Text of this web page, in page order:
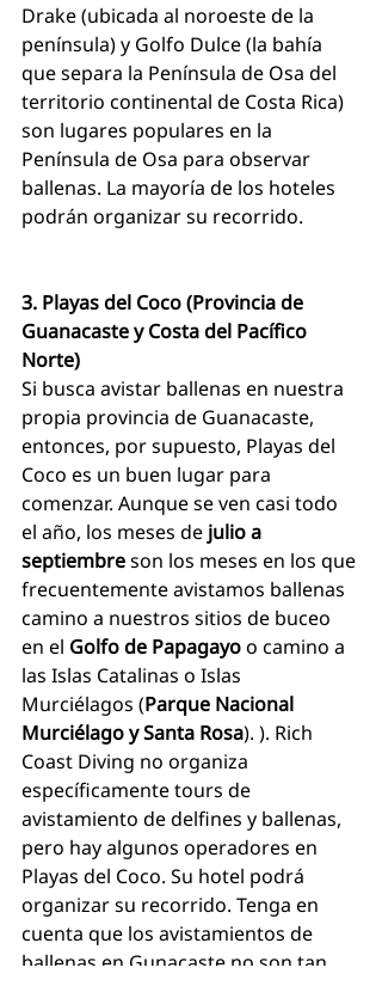
Drake (ubicada al noroeste de la
península) y Golfo Dulce (la bahía
que separa la Península de Osa del
territorio continental de Costa Rica)
son lugares populares en la
Península de Osa para observar
ballenas. La mayoría de los hoteles
podrán organizar su recorrido.
3. Playas del Coco (Provincia de
Guanacaste y Costa del Pacífico
Norte)
Si busca avistar ballenas en nuestra
propia provincia de Guanacaste,
entonces, por supuesto, Playas del
Coco es un buen lugar para
comenzar. Aunque se ven casi todo
el año, los meses de julio a
septiembre son los meses en los que
frecuentemente avistamos ballenas
camino a nuestros sitios de buceo
en el Golfo de Papagayo o camino a
las Islas Catalinas o Islas
Murciélagos (Parque Nacional
Murciélago y Santa Rosa). ). Rich
Coast Diving no organiza
específicamente tours de
avistamiento de delfines y ballenas,
pero hay algunos operadores en
Playas del Coco. Su hotel podrá
organizar su recorrido. Tenga en
cuenta que los avistamientos de
ballenas en Gunacaste no son tan